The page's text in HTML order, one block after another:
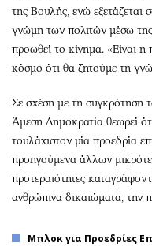
της Βουλής, ενώ εξετάζεται
γνώμη των πολιτών μέσω
προωθεί το κίνημα. «Είναι
κόσμο ότι θα ζητούμε τη
Σε σχέση με τη συγκρότηση
Άμεση Δημοκρατία θεωρεί
τουλάχιστον μία προεδρία
προηγούμενα άλλων
προτεραιότητες
ανθρώπινα δικαιώματα, την
Μπλοκ για Προεδρίες